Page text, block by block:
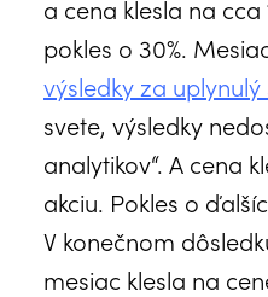
a cena klesla na cca
pokles o 30%.
výsledky za
svete, výsledky
analytikov“. A cena
akciu. Pokles o
V konečnom
mesiac klesla na